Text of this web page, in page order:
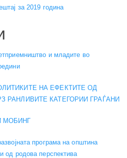
за 2019 година
и младите во
НА ЕФЕКТИТЕ ОД
РАНЛИВИТЕ КАТЕГОРИИ ГРАЃАНИ
МОБИНГ
програма на општина
од родова перспектива